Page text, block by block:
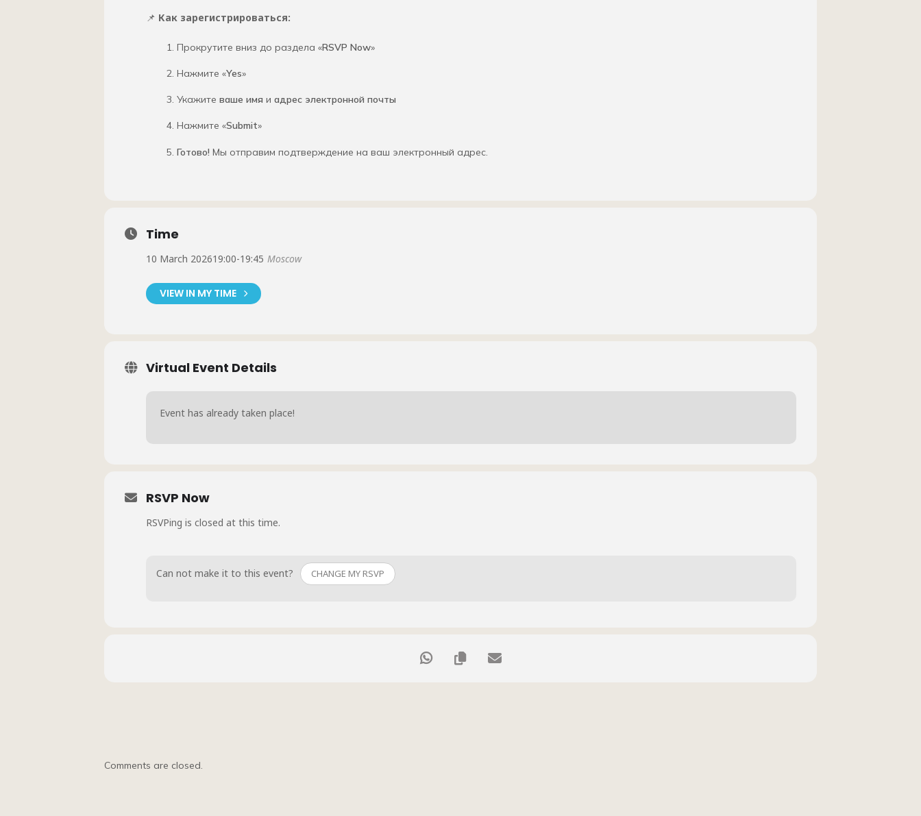
📌 Как зарегистрироваться:
Прокрутите вниз до раздела «RSVP Now»
Нажмите «Yes»
Укажите ваше имя и адрес электронной почты
Нажмите «Submit»
Готово! Мы отправим подтверждение на ваш электронный адрес.
Time
10 March 202619:00-19:45 Moscow
VIEW IN MY TIME
Virtual Event Details
Event has already taken place!
RSVP Now
RSVPing is closed at this time.
Can not make it to this event? CHANGE MY RSVP
Comments are closed.